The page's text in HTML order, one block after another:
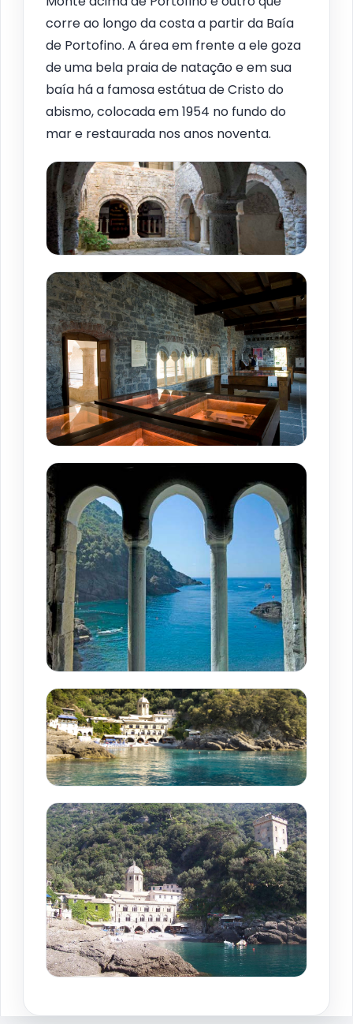
corre ao longo da costa a partir da Baía
de Portofino. A área em frente a ele goza
de uma bela praia de natação e em sua
baía há a famosa estátua de Cristo do
abismo, colocada em 1954 no fundo do
mar e restaurada nos anos noventa.